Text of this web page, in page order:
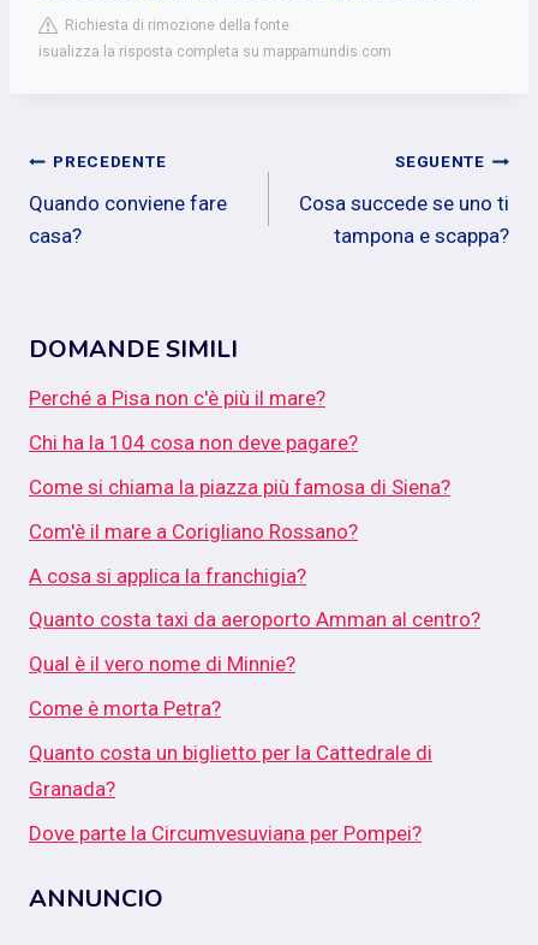
Richiesta di rimozione della fonte
isualizza la risposta completa su mappamundis.com
Navigazione
articoli
PRECEDENTE
Quando conviene fare
casa?
SEGUENTE
Cosa succede se uno ti
tampona e scappa?
DOMANDE SIMILI
Perché a Pisa non c'è più il mare?
Chi ha la 104 cosa non deve pagare?
Come si chiama la piazza più famosa di Siena?
Com'è il mare a Corigliano Rossano?
A cosa si applica la franchigia?
Quanto costa taxi da aeroporto Amman al centro?
Qual è il vero nome di Minnie?
Come è morta Petra?
Quanto costa un biglietto per la Cattedrale di
Granada?
Dove parte la Circumvesuviana per Pompei?
ANNUNCIO